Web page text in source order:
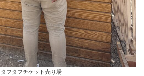
タフタフチケット売り場